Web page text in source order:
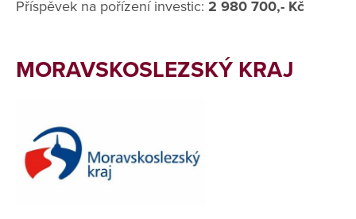
Příspěvek na pořízení investic: 2 980 700,- Kč
MORAVSKOSLEZSKÝ KRAJ